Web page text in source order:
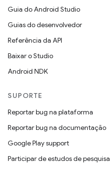
Guia do Android Studio
Guias do desenvolvedor
Referência da API
Baixar o Studio
Android NDK
SUPORTE
Reportar bug na plataforma
Reportar bug na documentação
Google Play support
Participar de estudos de pesquisa